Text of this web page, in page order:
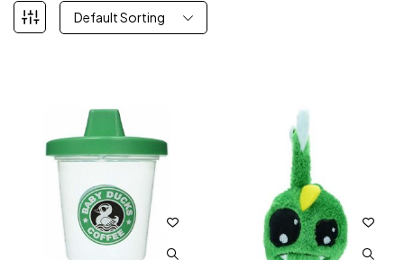
Default Sorting